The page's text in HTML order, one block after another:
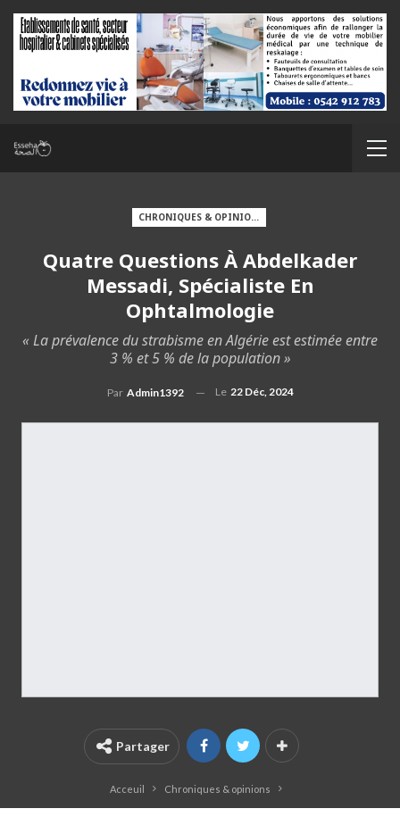
CHRONIQUES & OPINIONS
Quatre Questions À Abdelkader
Messadi, Spécialiste En
Ophtalmologie
« La prévalence du strabisme en Algérie est estimée entre
3 % et 5 % de la population »
Par Admin1392 Le 22 Déc, 2024
Partager
Acceuil Chroniques & opinions